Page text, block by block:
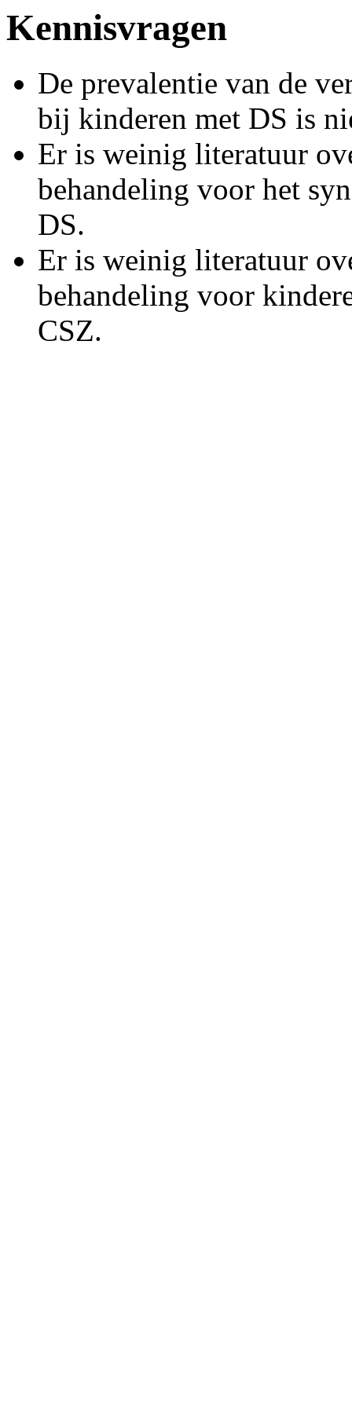
Kennisvragen
De prevalentie van de
bij kinderen met DS is
Er is weinig literatuur
behandeling voor het
DS.
Er is weinig literatuur
behandeling voor
CSZ.